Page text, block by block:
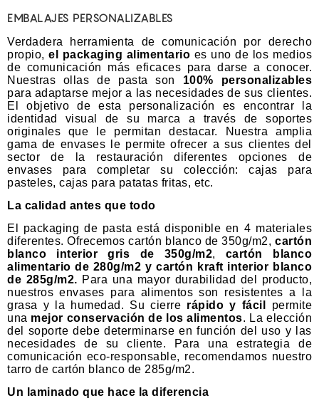
EMBALAJES PERSONALIZABLES
Verdadera herramienta de comunicación por derecho
propio,el packaging alimentario es uno de los medios
de comunicación más eficaces para darse a conocer.
Nuestras ollas de pasta son 100% personalizables
para adaptarse mejor a las necesidades de sus clientes.
El objetivo de esta personalización es encontrar la
identidad visual de su marca a través de soportes
originales que le permitan destacar. Nuestra amplia
gama de envases le permite ofrecer a sus clientes del
sector de la restauración diferentes opciones de
envases para completar su colección:cajas para
pasteles, cajas para patatas fritas, etc.
La calidad antes que todo
El packaging de pasta está disponible en 4 materiales
diferentes. Ofrecemos cartón blanco de 350g/m2, cartón
blanco interior gris de 350g/m2, cartón blanco
alimentario de 280g/m2 y cartón kraft interior blanco
de 285g/m2. Para una mayor durabilidad del producto,
nuestros envases para alimentos son resistentes a la
grasa y la humedad. Su cierre rápido y fácil
permite
una mejor conservación de los alimentos. La elección
del soporte debe determinarse en función del uso y las
necesidades de su cliente. Para una estrategia de
comunicación eco-responsable, recomendamos nuestro
tarro de cartón blanco de 285g/m2.
Un laminado que hace la diferencia